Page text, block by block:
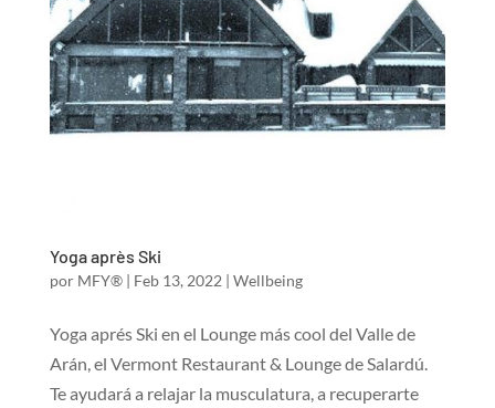
Yoga après Ski
por MFY®| Feb 13, 2022 | Wellbeing
Yoga aprés Ski en el Lounge más cool del Valle de
Arán, el Vermont Restaurant & Lounge de Salardú.
Te ayudará a relajar la musculatura, a recuperarte